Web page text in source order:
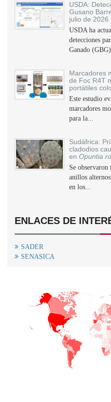
USDA:
Gusano
julio de 2026
USDA ha
detecciones
Ganado
Marcadores
de Foc R4T
portátiles
Este estudio
marcadores
para la...
Sudáfrica:
cladodios
en Opuntia
Se
anillos
en los...
ENLACES DE
SADER
SENASICA